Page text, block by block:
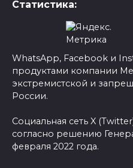
Статистика:
WhatsApp, Facebook и
продуктами компании
экстремистской и
России.
Социальная сеть X
согласно решению
февраля 2022 года.